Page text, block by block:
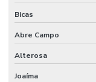
Bicas
Abre Campo
Alterosa
Joaíma